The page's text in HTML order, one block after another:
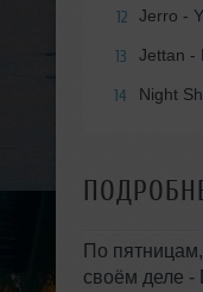
12 Jerro -
13 Jettan -
14 Night
По
своём деле -